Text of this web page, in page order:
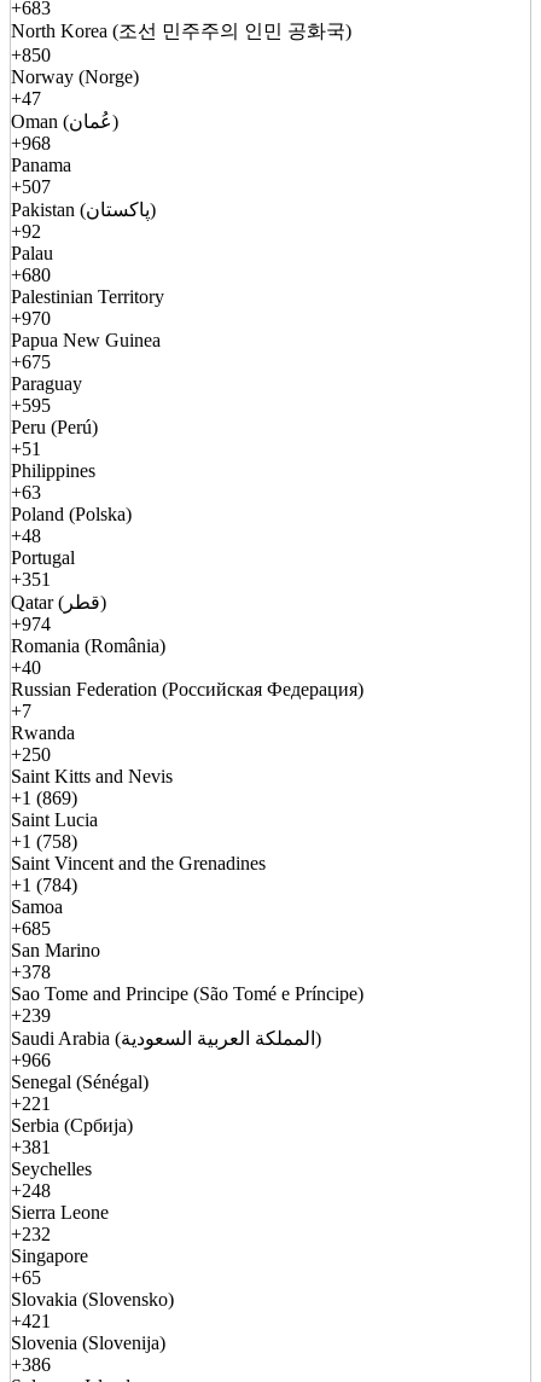
+683
North Korea (조선 민주주의 인민 공화국)
+850
Norway (Norge)
+47
Oman (عُمان)
+968
Panama
+507
Pakistan (پاکستان)
+92
Palau
+680
Palestinian Territory
+970
Papua New Guinea
+675
Paraguay
+595
Peru (Perú)
+51
Philippines
+63
Poland (Polska)
+48
Portugal
+351
Qatar (قطر)
+974
Romania (România)
+40
Russian Federation (Российская Федерация)
+7
Rwanda
+250
Saint Kitts and Nevis
+1 (869)
Saint Lucia
+1 (758)
Saint Vincent and the Grenadines
+1 (784)
Samoa
+685
San Marino
+378
Sao Tome and Principe (São Tomé e Príncipe)
+239
Saudi Arabia (المملكة العربية السعودية)
+966
Senegal (Sénégal)
+221
Serbia (Србија)
+381
Seychelles
+248
Sierra Leone
+232
Singapore
+65
Slovakia (Slovensko)
+421
Slovenia (Slovenija)
+386